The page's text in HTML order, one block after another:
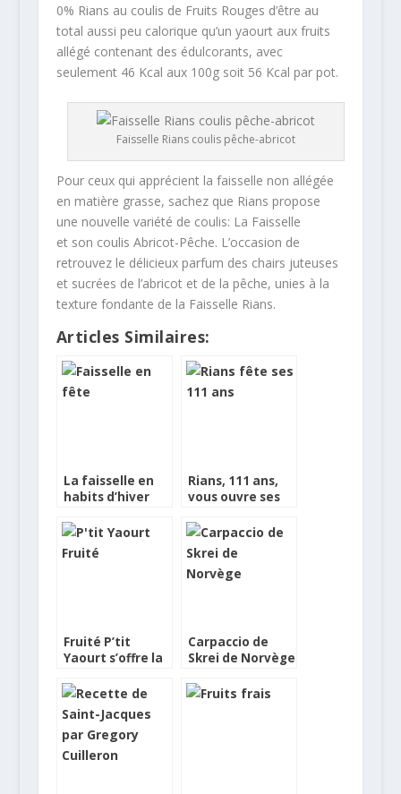
0% Rians au coulis de Fruits Rouges d’être au
total aussi peu calorique qu’un yaourt aux fruits
allégé contenant des édulcorants, avec
seulement 46 Kcal aux 100g soit 56 Kcal par pot.
Faisselle Rians coulis pêche-abricot
Pour ceux qui apprécient la faisselle non allégée
en matière grasse, sachez que Rians propose
une nouvelle variété de coulis: La Faisselle
et son coulis Abricot-Pêche. L’occasion de
retrouvez le délicieux parfum des chairs juteuses
et sucrées de l’abricot et de la pêche, unies à la
texture fondante de la Faisselle Rians.
Articles Similaires:
La faisselle en
habits d’hiver
Rians, 111 ans,
vous ouvre ses
Fruité P’tit
Yaourt s’offre la
nouveau look
Carpaccio de
Skrei de Norvège
combawa, fruits